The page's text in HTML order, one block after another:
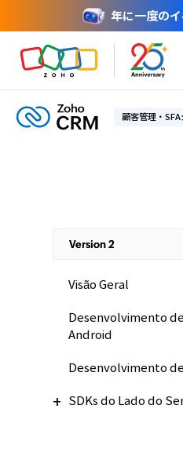
年に一度の
顧客管理・
Visão Geral
Desenvolvimento
Android
Desenvolvimento
SDKs do Lado do